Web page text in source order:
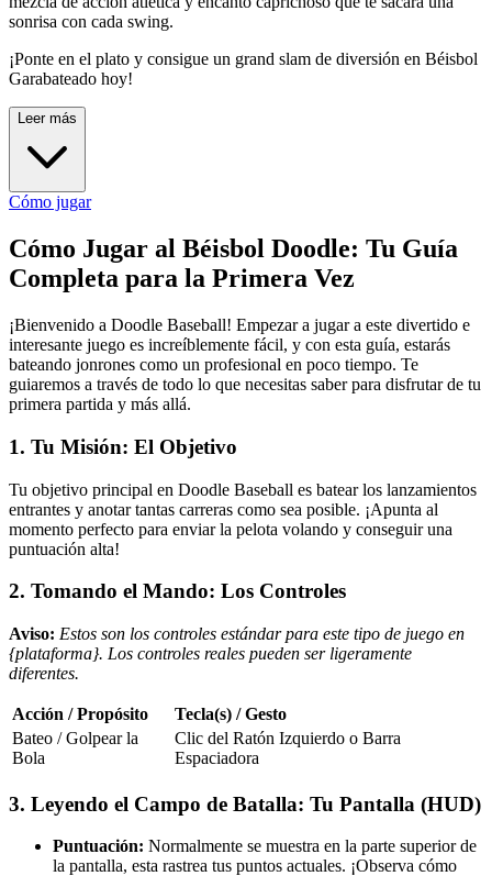
sonrisa con cada swing.
¡Ponte en el plato y consigue un grand slam de diversión en Béisbol
Garabateado hoy!
Leer más
Cómo jugar
Cómo Jugar al Béisbol Doodle: Tu Guía
Completa para la Primera Vez
¡Bienvenido a Doodle Baseball! Empezar a jugar a este divertido e
interesante juego es increíblemente fácil, y con esta guía, estarás
bateando jonrones como un profesional en poco tiempo. Te
guiaremos a través de todo lo que necesitas saber para disfrutar de tu
primera partida y más allá.
1. Tu Misión: El Objetivo
Tu objetivo principal en Doodle Baseball es batear los lanzamientos
entrantes y anotar tantas carreras como sea posible. ¡Apunta al
momento perfecto para enviar la pelota volando y conseguir una
puntuación alta!
2. Tomando el Mando: Los Controles
Aviso: Estos son los controles estándar para este tipo de juego en
{plataforma}. Los controles reales pueden ser ligeramente
diferentes.
Acción / Propósito
Tecla(s) / Gesto
Bateo / Golpear la
Bola
Clic del Ratón Izquierdo o Barra
Espaciadora
3. Leyendo el Campo de Batalla: Tu Pantalla (HUD)
Puntuación: Normalmente se muestra en la parte superior de
la pantalla, esta rastrea tus puntos actuales. ¡Observa cómo